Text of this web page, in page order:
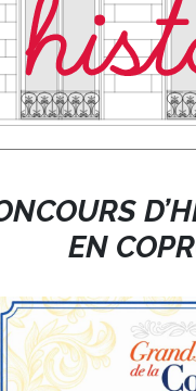
EN